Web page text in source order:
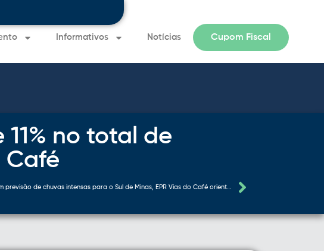
Informativos Notícias Cupom Fiscal
no total de
Café
Com previsão de chuvas intensas para o Sul de Minas, EPR Vias do Café orienta usuários sobre planejamento de viagem e segurança viária